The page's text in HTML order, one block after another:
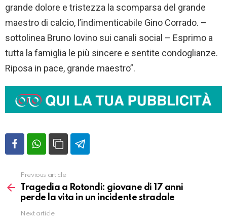
grande dolore e tristezza la scomparsa del grande
maestro di calcio, l’indimenticabile Gino Corrado. –
sottolinea Bruno Iovino sui canali social – Esprimo a
tutta la famiglia le più sincere e sentite condoglianze.
Riposa in pace, grande maestro”.
Vedi
altro
Previous article
Tragedia a Rotondi: giovane di 17 anni
perde la vita in un incidente stradale
Next article